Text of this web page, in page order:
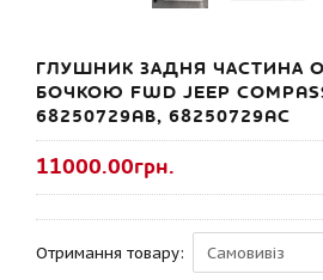
ГЛУШНИК ЗАДНЯ ЧАСТИНА
БОЧКОЮ FWD JEEP
68250729AB, 68250729AC
11000.00грн.
Отримання товару: